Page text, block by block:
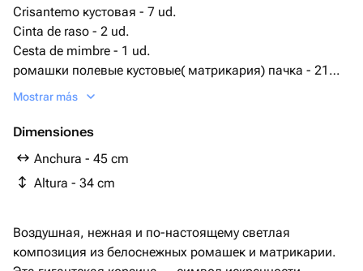
Crisantemo кустовая - 7 ud.
Cinta de raso - 2 ud.
Cesta de mimbre - 1 ud.
ромашки полевые кустовые( матрикария) пачка - 21
ud.
Mostrar más
Dimensiones
Anchura - 45 cm
Altura - 34 cm
Воздушная, нежная и по-настоящему светлая
композиция из белоснежных ромашек и матрикарии.